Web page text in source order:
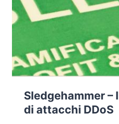
Sledgehammer –
di attacchi DDoS